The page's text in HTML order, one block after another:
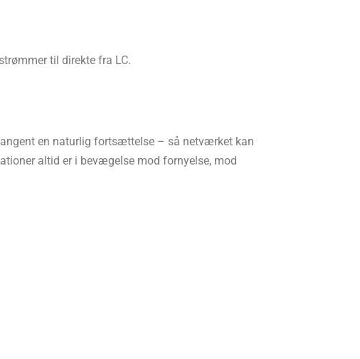
til direkte fra LC.
en naturlig fortsættelse – så netværket kan
altid er i bevægelse mod fornyelse, mod